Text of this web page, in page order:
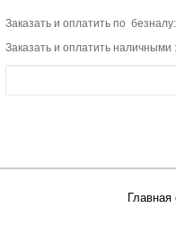
Заказать и оплатить по
Заказать и оплатить наличными
Главная